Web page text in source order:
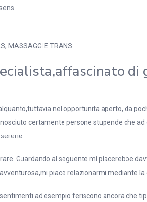
MASSAGGI E TRANS.
nel opportunita aperto, da
certamente persone stupende che ad
Guardando al seguente mi piacerebbe
piace relazionarmi mediante la
ad esempio feriscono ancora che